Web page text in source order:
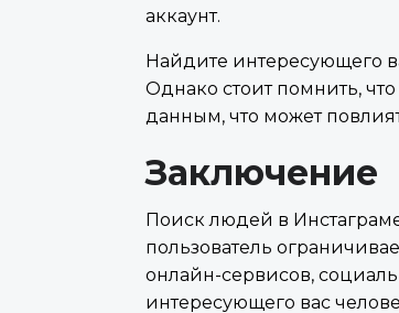
аккаунт.
Найдите интересующего
Однако стоит помнить,
данным, что может
Заключение
Поиск людей в
пользователь
онлайн-сервисов,
интересующего вас